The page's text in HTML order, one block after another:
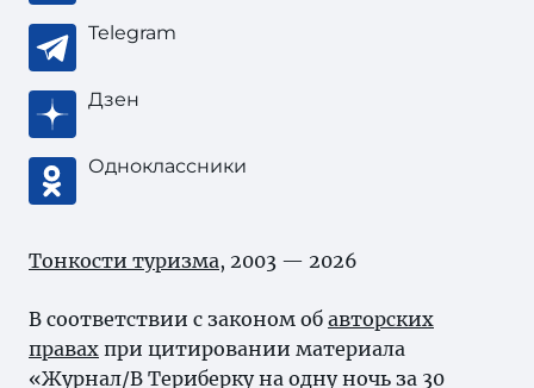
Telegram
Дзен
Одноклассники
Тонкости туризма, 2003 — 2026
В соответствии с законом об авторских
правах при цитировании материала
«Журнал/В Териберку на одну ночь за 30